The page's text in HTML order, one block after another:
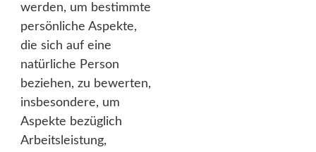
werden, um bestimmte
persönliche Aspekte,
die sich auf eine
natürliche Person
beziehen, zu bewerten,
insbesondere, um
Aspekte bezüglich
Arbeitsleistung,